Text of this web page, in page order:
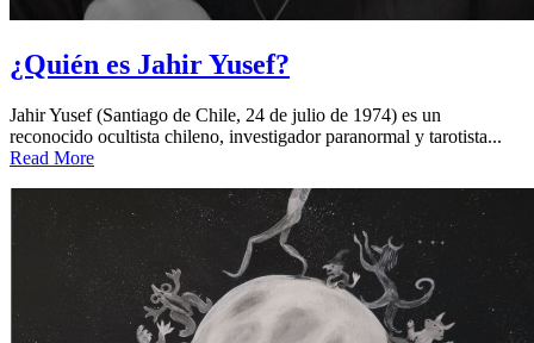
¿Quién es Jahir Yusef?
Jahir Yusef (Santiago de Chile, 24 de julio de 1974) es un
reconocido ocultista chileno, investigador paranormal y tarotista...
Read More